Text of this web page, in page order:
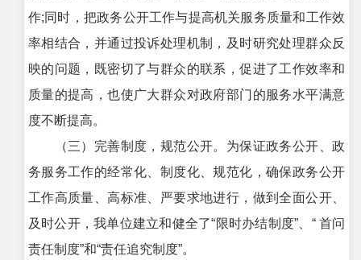
作;同时，把政务公开工作与提高机关服务质量和工作效
率相结合，并通过投诉处理机制，及时研究处理群众反
映的问题，既密切了与群众的联系，促进了工作效率和
质量的提高，也使广大群众对政府部门的服务水平满意
度不断提高。
（三）完善制度，规范公开。为保证政务公开、政
务服务工作的经常化、制度化、规范化，确保政务公开
工作高质量、高标准、严要求地进行，做到全面公开、
及时公开，我单位建立和健全了“限时办结制度”、“ 首问
责任制度”和“责任追究制度”。